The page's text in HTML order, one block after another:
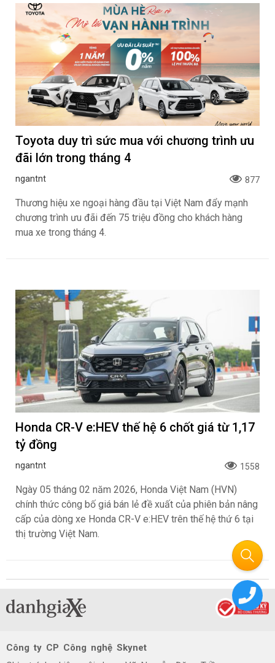
Toyota duy trì sức mua với chương trình ưu
đãi lớn trong tháng 4
ngantnt 877
Thương hiệu xe ngoại hàng đầu tại Việt Nam đẩy mạnh
chương trình ưu đãi đến 75 triệu đồng cho khách hàng
mua xe trong tháng 4.
Honda CR-V e:HEV thế hệ 6 chốt giá từ 1,17
tỷ đồng
ngantnt 1558
Ngày 05 tháng 02 năm 2026, Honda Việt Nam (HVN)
chính thức công bố giá bán lẻ đề xuất của phiên bản nâng
cấp của dòng xe Honda CR-V e:HEV trên thế hệ thứ 6 tại
thị trường Việt Nam.
Công ty CP Công nghệ Skynet